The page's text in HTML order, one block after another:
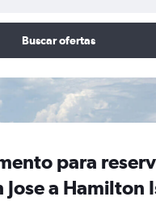
Buscar ofertas
para
Jose a Hamilton